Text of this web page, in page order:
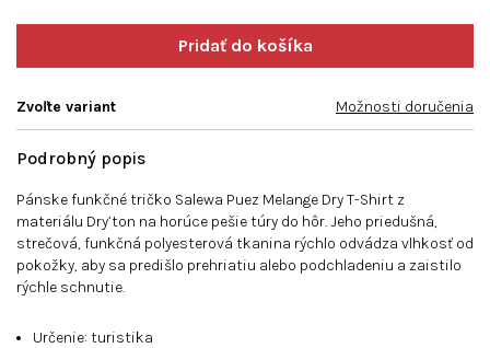
Zvoľte variant Možnosti doručenia
Podrobný popis
Pánske funkčné tričko Salewa Puez Melange Dry T-Shirt z
materiálu Dry’ton na horúce pešie túry do hôr. Jeho priedušná,
strečová, funkčná polyesterová tkanina rýchlo odvádza vlhkosť od
pokožky, aby sa predišlo prehriatiu alebo podchladeniu a zaistilo
rýchle schnutie.
Určenie: turistika